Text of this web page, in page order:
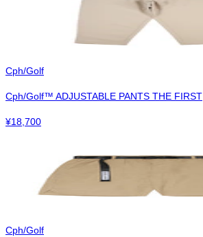
Cph/Golf
Cph/Golf™︎ ADJUSTABLE PANTS THE FIRST
¥18,700
Cph/Golf